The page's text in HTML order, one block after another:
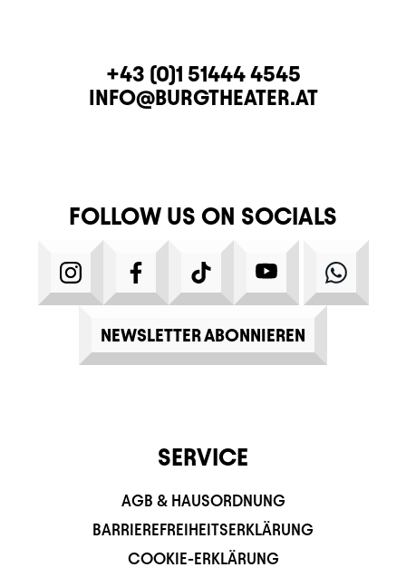
CONTACTTELEPHONE
+43 (0)1 51444 4545
E-MAIL
INFO@BURGTHEATER.AT
FOLLOW US ON SOCIALS
INSTAGRAMFACEBOOKTIKTOK YOUTUBE
NEWSLETTER ABONNIEREN
SERVICE
AGB & HAUSORDNUNG
BARRIEREFREIHEITSERKLÄRUNG
COOKIE-ERKLÄRUNG